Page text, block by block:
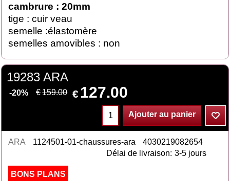
cambrure : 20mm
tige : cuir veau
semelle :élastomère
semelles amovibles : non
19283 ARA
-20% €159.00 €127.00
Ajouter au panier
ARA 1124501-01-chaussures-ara
4030219082654
Délai de livraison: 3-5 jours
BONS PLANS